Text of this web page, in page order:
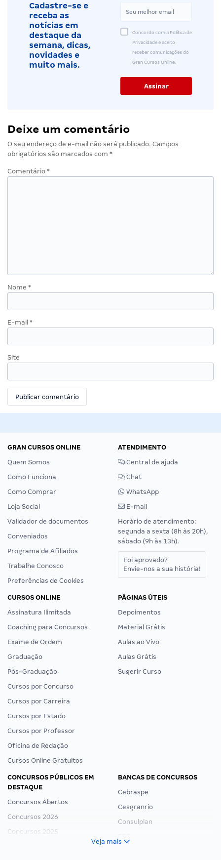
Cadastre-se e
receba as
notícias em
destaque da
semana, dicas,
novidades e
muito mais.
Concordo com a Política de
Privacidade e aceito
receber comunicações do
Gran Cursos Online.
Deixe um comentário
O seu endereço de e-mail não será publicado. Campos
obrigatórios são marcados com *
Comentário *
Nome *
E-mail *
Site
GRAN CURSOS ONLINE
Quem Somos
Como Funciona
Como Comprar
Loja Social
Validador de documentos
Conveniados
Programa de Afiliados
Trabalhe Conosco
Preferências de Cookies
ATENDIMENTO
Central de ajuda
Chat
WhatsApp
E-mail
Horário de atendimento:
segunda a sexta (8h às 20h),
sábado (9h às 13h).
Foi aprovado?
Envie-nos a sua história!
CURSOS ONLINE
Assinatura Ilimitada
Coaching para Concursos
Exame de Ordem
Graduação
Pós-Graduação
Cursos por Concurso
Cursos por Carreira
Cursos por Estado
Cursos por Professor
Oficina de Redação
Cursos Online Gratuitos
PÁGINAS ÚTEIS
Depoimentos
Material Grátis
Aulas ao Vivo
Aulas Grátis
Sugerir Curso
CONCURSOS PÚBLICOS EM
DESTAQUE
Concursos Abertos
Concursos 2026
Concursos 2025
BANCAS DE CONCURSOS
Cebraspe
Cesgranrio
Consulplan
Veja mais